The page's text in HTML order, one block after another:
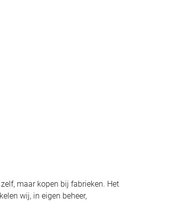
maar kopen bij fabrieken. Het
wij, in eigen beheer,